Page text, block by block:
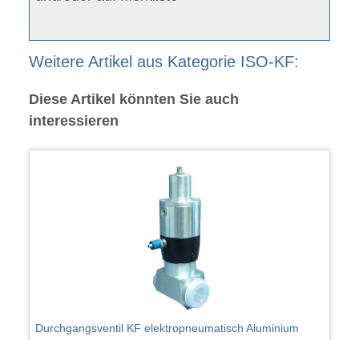
Weitere Artikel aus Kategorie ISO-KF:
Diese Artikel könnten Sie auch
interessieren
Durchgangsventil KF elektropneumatisch Aluminium